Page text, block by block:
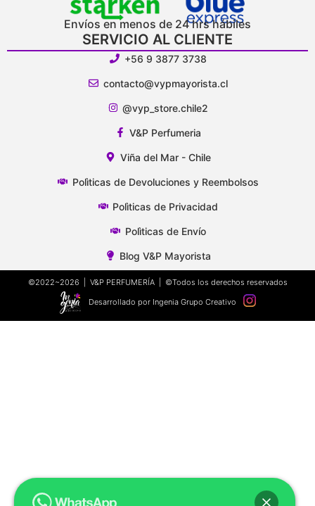
Envíos en menos de 24 hrs hábiles
SERVICIO AL CLIENTE
+56 9 3877 3738
contacto@vypmayorista.cl
@vyp_store.chile2
V&P Perfumeria
Viña del Mar - Chile
Polìticas de Devoluciones y Reembolsos
Polìticas de Privacidad
Polìticas de Envío
Blog V&P Mayorista
©2022~2026 | V&P PERFUMERÍA | ©Todos los derechos reservados
Desarrollado por Ingenia Grupo Creativo